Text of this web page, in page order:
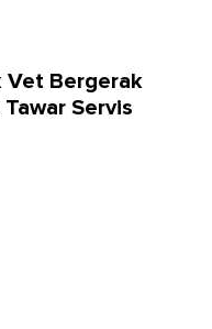
Vet Bergerak
Servis